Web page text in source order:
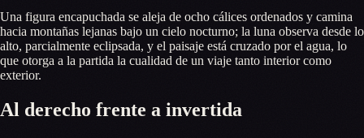
Una figura encapuchada se aleja de ocho cálices ordenados y camina
hacia montañas lejanas bajo un cielo nocturno; la luna observa desde lo
alto, parcialmente eclipsada, y el paisaje está cruzado por el agua, lo
que otorga a la partida la cualidad de un viaje tanto interior como
exterior.
Al derecho frente a invertida